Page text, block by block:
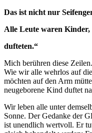
Das ist nicht nur
Alle Leute waren Kinder,
dufteten.“
Mich berühren diese
Wie wir alle wehrlos auf
möchten auf den Arm
neugeborene Kind duftet
Wir leben alle unter
Sonne. Der Gedanke der
ist unendlich wertvoll. Er